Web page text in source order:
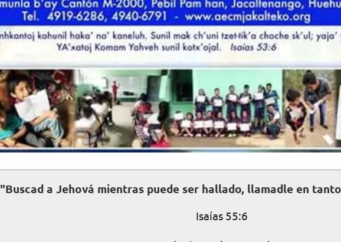
"Buscad a Jehová mientras puede ser hallado, llamadle en
Isaías 55:6